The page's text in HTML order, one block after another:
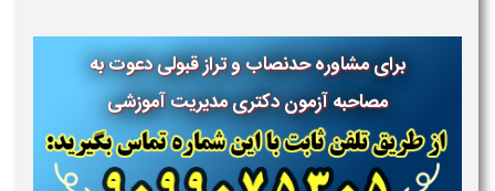
برای مشاوره حدنصاب و تراز قبولی دعوت به
مصاحبه آزمون دکتری مدیریت آموزشی